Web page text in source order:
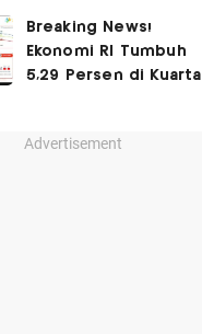
Breaking News!
Ekonomi RI Tumbuh
5,29 Persen di Kuartal
Advertisement